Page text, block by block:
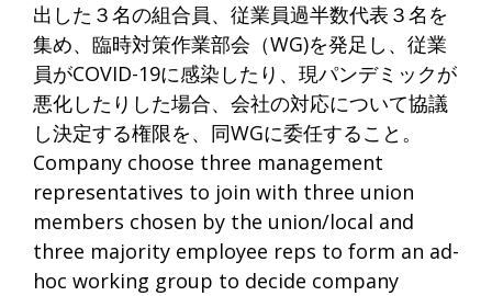
出した３名の組合員、従業員過半数代表３名を
集め、臨時対策作業部会（WG)を発足し、従業
員がCOVID-19に感染したり、現パンデミックが
悪化したりした場合、会社の対応について協議
し決定する権限を、同WGに委任すること。
Company choose three management
representatives to join with three union
members chosen by the union/local and
three majority employee reps to form an ad-
hoc working group to decide company